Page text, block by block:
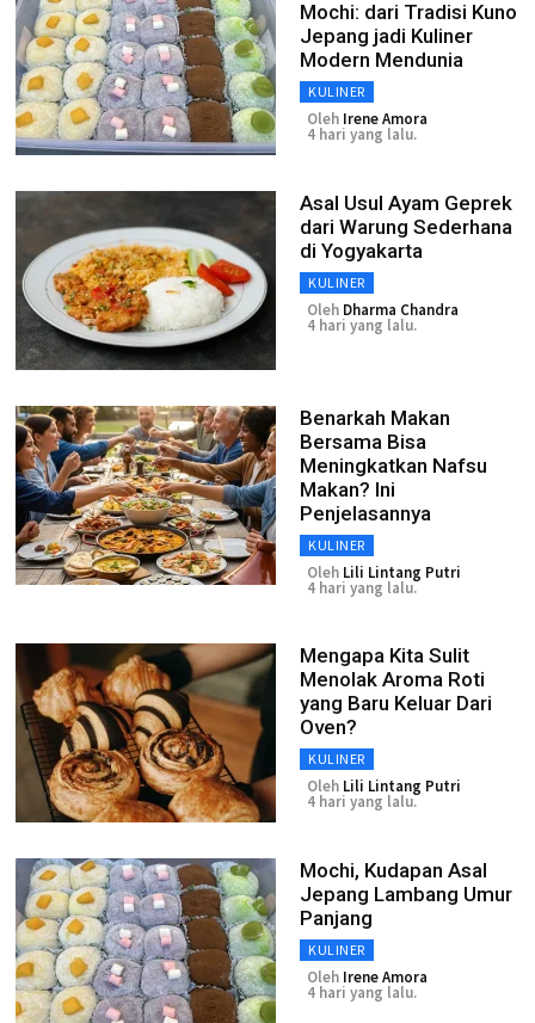
Mochi: dari Tradisi Kuno
Jepang jadi Kuliner
Modern Mendunia
KULINER
Oleh Irene Amora
4 hari yang lalu.
Asal Usul Ayam Geprek
dari Warung Sederhana
di Yogyakarta
KULINER
Oleh Dharma Chandra
4 hari yang lalu.
Benarkah Makan
Bersama Bisa
Meningkatkan Nafsu
Makan? Ini
Penjelasannya
KULINER
Oleh Lili Lintang Putri
4 hari yang lalu.
Mengapa Kita Sulit
Menolak Aroma Roti
yang Baru Keluar Dari
Oven?
KULINER
Oleh Lili Lintang Putri
4 hari yang lalu.
Mochi, Kudapan Asal
Jepang Lambang Umur
Panjang
KULINER
Oleh Irene Amora
4 hari yang lalu.